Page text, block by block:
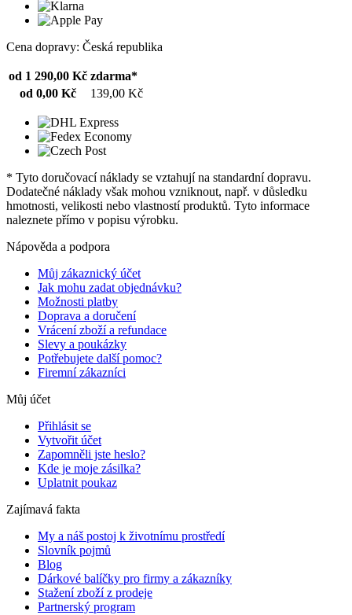
Cena dopravy: Česká republika
od 1 290,00 Kč zdarma*
od 0,00 Kč
139,00 Kč
* Tyto doručovací náklady se vztahují na standardní dopravu.
Dodatečné náklady však mohou vzniknout, např. v důsledku
hmotnosti, velikosti nebo vlastností produktů. Tyto informace
naleznete přímo v popisu výrobku.
Nápověda a podpora
Můj zákaznický účet
Jak mohu zadat objednávku?
Možnosti platby
Doprava a doručení
Vrácení zboží a refundace
Slevy a poukázky
Potřebujete další pomoc?
Firemní zákazníci
Můj účet
Přihlásit se
Vytvořit účet
Zapomněli jste heslo?
Kde je moje zásilka?
Uplatnit poukaz
Zajímavá fakta
My a náš postoj k životnímu prostředí
Slovník pojmů
Blog
Dárkové balíčky pro firmy a zákazníky
Stažení zboží z prodeje
Partnerský program